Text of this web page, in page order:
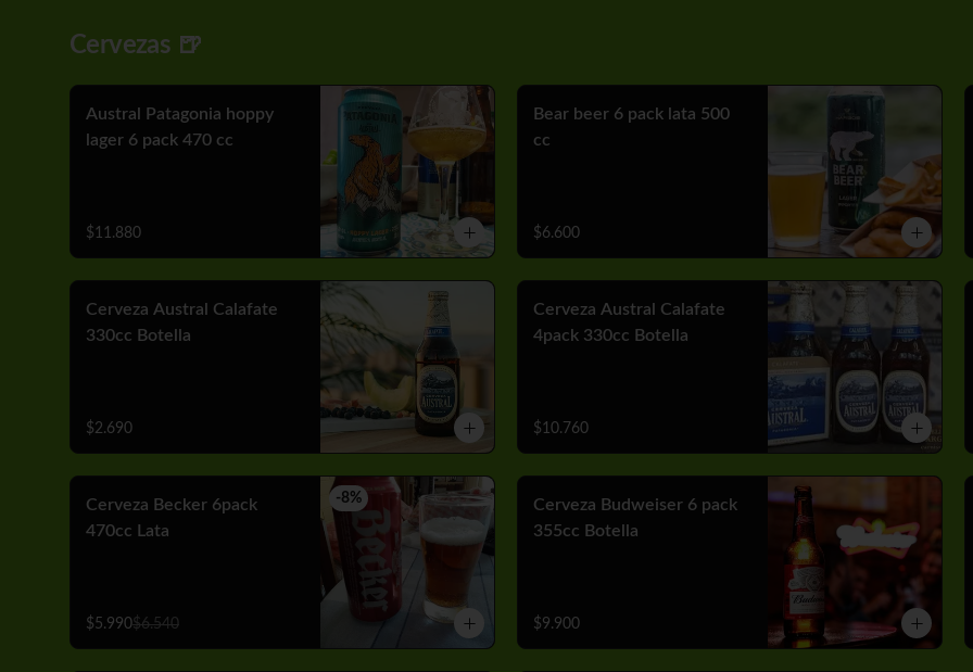
Cervezas 🍺
Austral Patagonia hoppy
lager 6 pack 470 cc
$11.880
Bear beer 6 pack lata 500
cc
$6.600
Cerveza Austral Calafate
330cc Botella
$2.690
Cerveza Austral Calafate
4pack 330cc Botella
$10.760
-8%
Cerveza Becker 6pack
470cc Lata
$5.990$6.540
Cerveza Budweiser 6 pack
355cc Botella
$9.900